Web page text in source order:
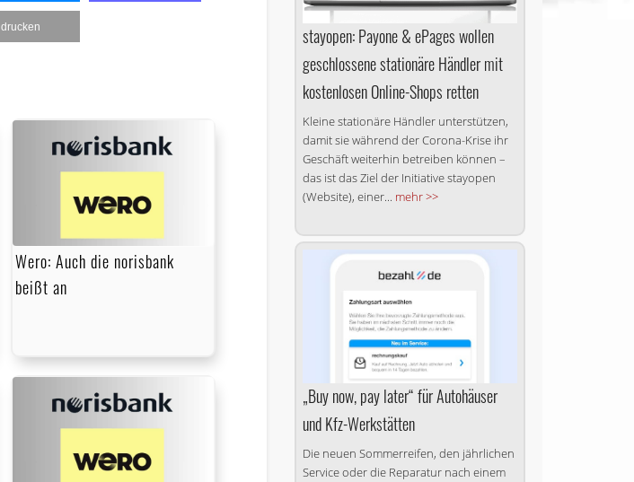
drucken
Wero: Auch die norisbank
beißt an
stayopen: Payone & ePages wollen
geschlossene sta­tio­nä­re Händler mit
kos­ten­lo­sen Online-Shops retten
Kleine stationäre Händler unterstützen,
damit sie während der Corona-Krise ihr
Geschäft weiterhin betreiben können –
das ist das Ziel der Initiative stayopen
(Website), einer... mehr >>
„Buy now, pay later“ für Autohäuser
und Kfz-Werkstätten
Die neuen Sommerreifen, den jährlichen
Service oder die Reparatur nach einem